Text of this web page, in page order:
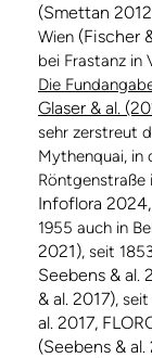
(Smettan
Wien (Fischer
bei Frastanz in
Die
Glaser & al.
sehr zerstreut
Mythenquai, in
Röntgenstraße
Infoflora
1955 auch in
2021), seit
Seebens & al.
& al. 2017),
al. 2017,
(Seebens & al.